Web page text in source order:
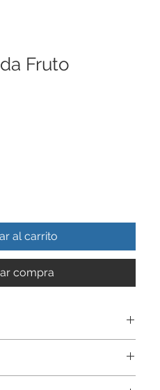
Fruto
al carrito
compra
estan realizados